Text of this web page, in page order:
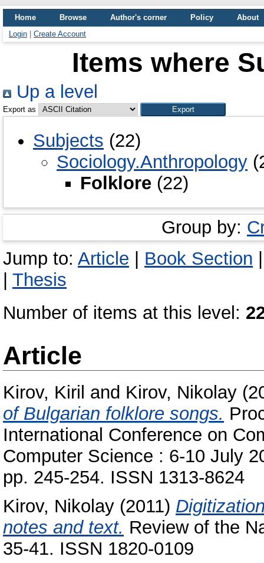
Home Browse Author's corner Policy
About
Login
Create Account
Items where
Up a level
Export as
Subjects (22)
Sociology.Anthropology
Folklore (22)
Group by:
Jump to: Article | Book Section
| Thesis
Number of items at this level:
Article
Kirov, Kiril and Kirov, Nikolay
of Bulgarian folklore songs.
International Conference on
Computer Science : 6-10 July
pp. 245-254. ISSN 1313-8624
Kirov, Nikolay (2011)
notes and text. Review of the
35-41. ISSN 1820-0109